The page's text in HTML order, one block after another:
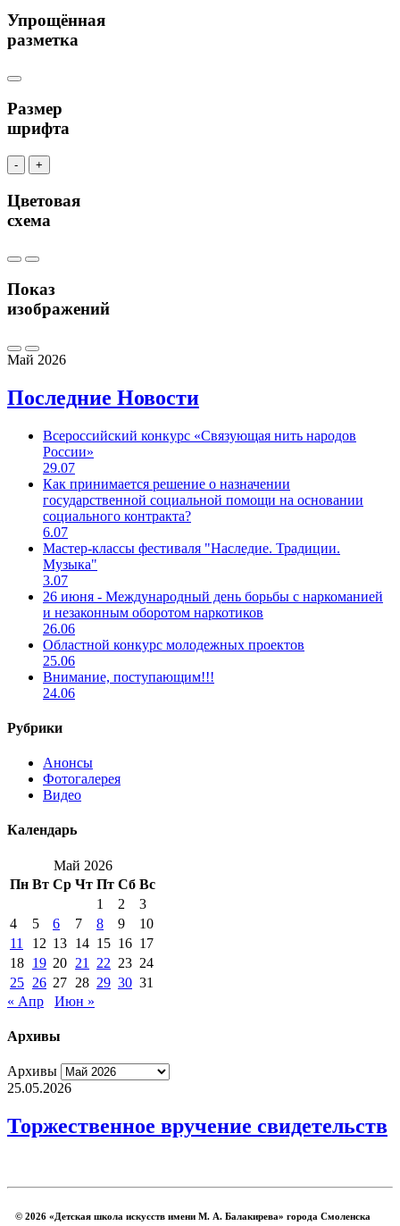
Упрощённая
разметка
Размер
шрифта
- +
Цветовая
схема
Показ
изображений
Май 2026
Последние Новости
Всероссийский конкурс «Связующая нить народов
России»
29.07
Как принимается решение о назначении
государственной социальной помощи на основании
социального контракта?
6.07
Мастер-классы фестиваля "Наследие. Традиции.
Музыка"
3.07
26 июня - Международный день борьбы с наркоманией
и незаконным оборотом наркотиков
26.06
Областной конкурс молодежных проектов
25.06
Внимание, поступающим!!!
24.06
Рубрики
Анонсы
Фотогалерея
Видео
Календарь
Май 2026
Пн Вт Ср Чт Пт Сб Вс
1
2
3
4
5 6 7 8 9
10
11
12 13 14 15 16 17
18 19 20 21 22 23 24
25 26 27 28 29 30 31
« Апр
Июн »
Архивы
Архивы
25.05.2026
Торжественное вручение свидетельств
© 2026 «Детская школа искусств имени М. А. Балакирева» города Смоленска